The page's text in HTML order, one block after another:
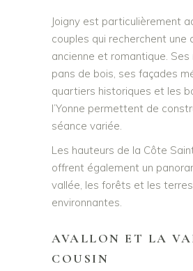
Joigny est particulièrement
couples qui recherchent une
ancienne et romantique. Ses
pans de bois, ses façades
quartiers historiques et les
l’Yonne permettent de
séance variée.
Les hauteurs de la Côte
offrent également un
vallée, les forêts et les terres
environnantes.
AVALLON ET LA
COUSIN